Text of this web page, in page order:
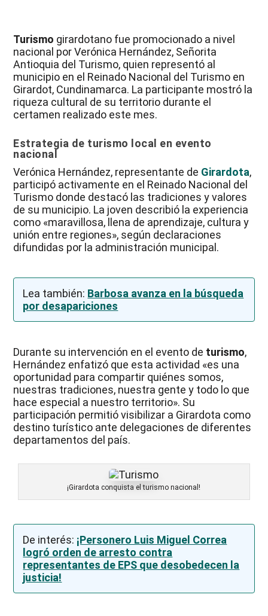
Turismo girardotano fue promocionado a nivel
nacional por Verónica Hernández, Señorita
Antioquia del Turismo, quien representó al
municipio en el Reinado Nacional del Turismo en
Girardot, Cundinamarca. La participante mostró la
riqueza cultural de su territorio durante el
certamen realizado este mes.
Estrategia de turismo local en evento
nacional
Verónica Hernández, representante de Girardota,
participó activamente en el Reinado Nacional del
Turismo donde destacó las tradiciones y valores
de su municipio. La joven describió la experiencia
como «maravillosa, llena de aprendizaje, cultura y
unión entre regiones», según declaraciones
difundidas por la administración municipal.
Lea también: Barbosa avanza en la búsqueda
por desapariciones
Durante su intervención en el evento de turismo,
Hernández enfatizó que esta actividad «es una
oportunidad para compartir quiénes somos,
nuestras tradiciones, nuestra gente y todo lo que
hace especial a nuestro territorio». Su
participación permitió visibilizar a Girardota como
destino turístico ante delegaciones de diferentes
departamentos del país.
¡Girardota conquista el turismo nacional!
De interés: ¡Personero Luis Miguel Correa
logró orden de arresto contra
representantes de EPS que desobedecen la
justicia!